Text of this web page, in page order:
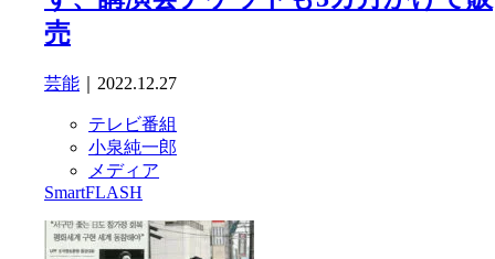
売
芸能 ｜2022.12.27
テレビ番組
小泉純一郎
メディア
SmartFLASH